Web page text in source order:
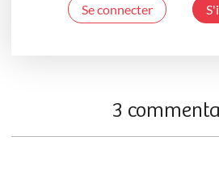
Se connecter
3